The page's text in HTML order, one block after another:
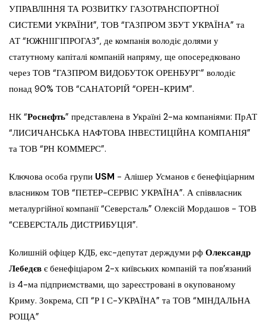
УПРАВЛІННЯ ТА РОЗВИТКУ ГАЗОТРАНСПОРТНОЇ
СИСТЕМИ УКРАЇНИ”, ТОВ “ГАЗПРОМ ЗБУТ УКРАЇНА” та
АТ “ЮЖНІІГІПРОГАЗ”, де компанія володіє долями у
статутному капіталі компаній напряму, ще опосередковано
через ТОВ “ГАЗПРОМ ВИДОБУТОК ОРЕНБУРГ” володіє
понад 90% ТОВ “САНАТОРІЙ “ОРЕН-КРИМ”.
НК “Роснєфть” представлена в Україні 2-ма компаніями: ПрАТ
“ЛИСИЧАНСЬКА НАФТОВА ІНВЕСТИЦІЙНА КОМПАНІЯ”
та ТОВ “РН КОММЕРС”.
Ключова особа групи USM − Алішер Усманов є бенефіціарним
власником ТОВ “ПЕТЕР-СЕРВІС УКРАЇНА”. А співвласник
металургійної компанії “Северсталь” Олексій Мордашов − ТОВ
“СЕВЕРСТАЛЬ ДИСТРИБУЦІЯ”.
Колишній офіцер КДБ, екс-депутат держдуми рф Олександр
Лебедєв є бенефіціаром 2-х київських компаній та пов’язаний
із 4-ма підприємствами, що зареєстровані в окупованому
Криму. Зокрема, СП “Р І С-УКРАЇНА” та ТОВ “МІНДАЛЬНА
РОЩА”